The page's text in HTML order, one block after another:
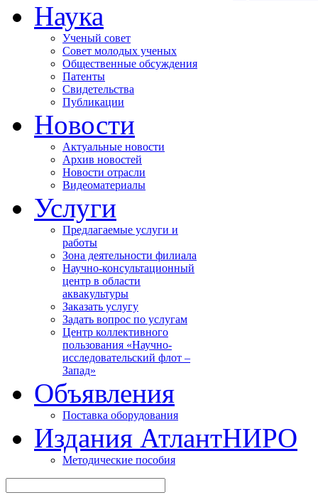
Наука
Ученый совет
Совет молодых ученых
Общественные обсуждения
Патенты
Свидетельства
Публикации
Новости
Актуальные новости
Архив новостей
Новости отрасли
Видеоматериалы
Услуги
Предлагаемые услуги и
работы
Зона деятельности филиала
Научно-консультационный
центр в области
аквакультуры
Заказать услугу
Задать вопрос по услугам
Центр коллективного
пользования «Научно-
исследовательский флот –
Запад»
Объявления
Поставка оборудования
Издания АтлантНИРО
Методические пособия